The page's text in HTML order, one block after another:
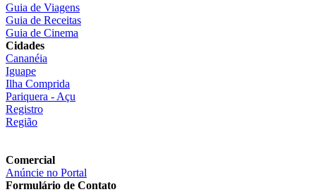
Guia de Viagens
Guia de Receitas
Guia de Cinema
Cidades
Cananéia
Iguape
Ilha Comprida
Pariquera - Açu
Registro
Região
Comercial
Anúncie no Portal
Formulário de Contato